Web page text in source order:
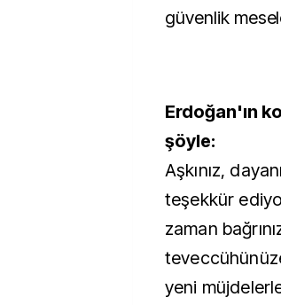
güvenlik
Erdoğan'ın
şöyle:
Aşkınız,
teşekkür
zaman
yeni